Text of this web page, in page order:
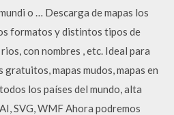
o … Descarga de mapas los
formatos y distintos tipos de
con nombres , etc. Ideal para
mapas mudos, mapas en
los países del mundo, alta
SVG, WMF Ahora podremos